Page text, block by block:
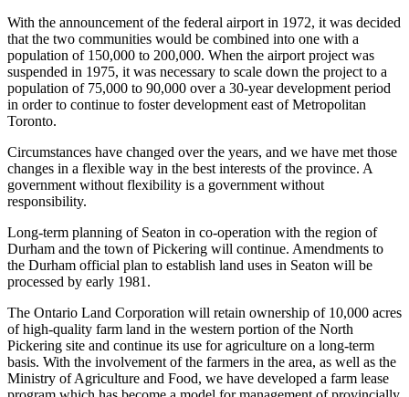
With the announcement of the federal airport in 1972, it was decided
that the two communities would be combined into one with a
population of 150,000 to 200,000. When the airport project was
suspended in 1975, it was necessary to scale down the project to a
population of 75,000 to 90,000 over a 30-year development period
in order to continue to foster development east of Metropolitan
Toronto.
Circumstances have changed over the years, and we have met those
changes in a flexible way in the best interests of the province. A
government without flexibility is a government without
responsibility.
Long-term planning of Seaton in co-operation with the region of
Durham and the town of Pickering will continue. Amendments to
the Durham official plan to establish land uses in Seaton will be
processed by early 1981.
The Ontario Land Corporation will retain ownership of 10,000 acres
of high-quality farm land in the western portion of the North
Pickering site and continue its use for agriculture on a long-term
basis. With the involvement of the farmers in the area, as well as the
Ministry of Agriculture and Food, we have developed a farm lease